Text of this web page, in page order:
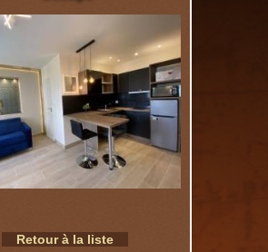
Retour à la liste